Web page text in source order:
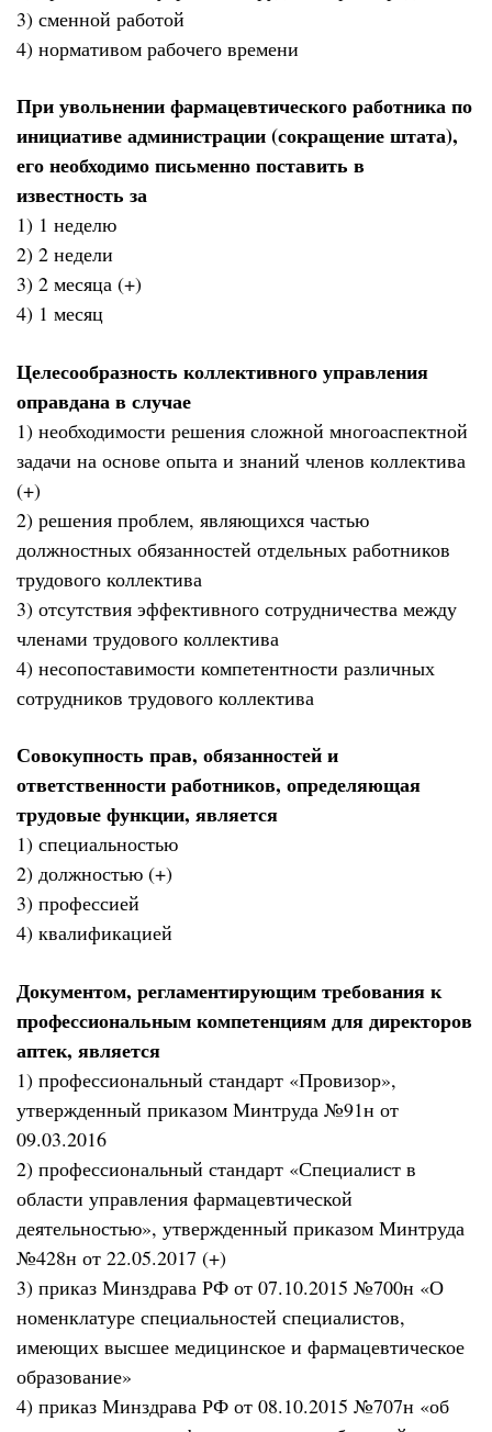
3) сменной работой
4) нормативом рабочего времени
При увольнении фармацевтического работника по
инициативе администрации (сокращение штата),
его необходимо письменно поставить в
известность за
1) 1 неделю
2) 2 недели
3) 2 месяца (+)
4) 1 месяц
Целесообразность коллективного управления
оправдана в случае
1) необходимости решения сложной многоаспектной
задачи на основе опыта и знаний членов коллектива
(+)
2) решения проблем, являющихся частью
должностных обязанностей отдельных работников
трудового коллектива
3) отсутствия эффективного сотрудничества между
членами трудового коллектива
4) несопоставимости компетентности различных
сотрудников трудового коллектива
Совокупность прав, обязанностей и
ответственности работников, определяющая
трудовые функции, является
1) специальностью
2) должностью (+)
3) профессией
4) квалификацией
Документом, регламентирующим требования к
профессиональным компетенциям для директоров
аптек, является
1) профессиональный стандарт «Провизор»,
утвержденный приказом Минтруда №91н от
09.03.2016
2) профессиональный стандарт «Специалист в
области управления фармацевтической
деятельностью», утвержденный приказом Минтруда
№428н от 22.05.2017 (+)
3) приказ Минздрава РФ от 07.10.2015 №700н «О
номенклатуре специальностей специалистов,
имеющих высшее медицинское и фармацевтическое
образование»
4) приказ Минздрава РФ от 08.10.2015 №707н «об